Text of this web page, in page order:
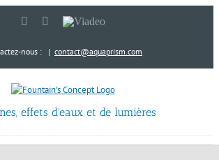
LinkedInYouTube
Viadeo
nous : | contact@aquaprism.com
effets d'eaux et de lumières